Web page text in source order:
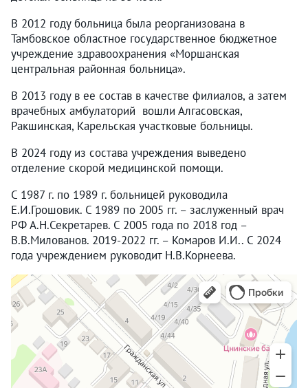
В 2012 году больница была реорганизована в
Тамбовское областное государственное бюджетное
учреждение здравоохранения «Моршанская
центральная районная больница».
В 2013 году в ее состав в качестве филиалов, а затем
врачебных амбулаторий вошли Алгасовская,
Ракшинская, Карельская участковые больницы.
В 2024 году из состава учреждения выведено
отделение скорой медицинской помощи.
С 1987 г. по 1989 г. больницей руководила
Е.И.Грошовик. С 1989 по 2005 гг. – заслуженный врач
РФ А.Н.Секретарев. С 2005 года по 2018 год –
В.В.Милованов. 2019-2022 гг. – Комаров И.И.. С 2024
года учреждением руководит Н.В.Корнеева.